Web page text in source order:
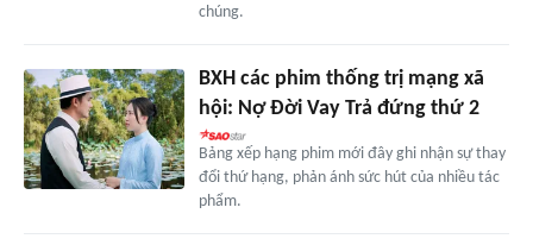
chúng.
BXH các phim thống trị mạng xã
hội: Nợ Đời Vay Trả đứng thứ 2
Bảng xếp hạng phim mới đây ghi nhận sự thay
đổi thứ hạng, phản ánh sức hút của nhiều tác
phẩm.